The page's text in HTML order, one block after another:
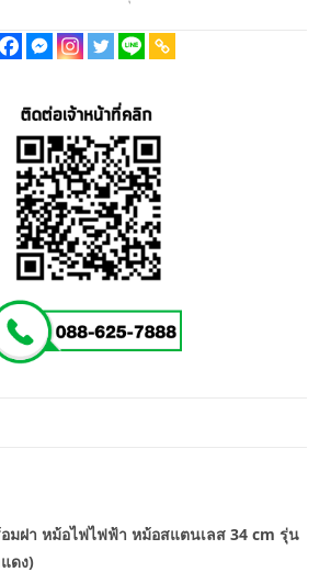
มฝา หม้อไฟไฟฟ้า หม้อสแตนเลส 34 cm รุ่น
ดง)